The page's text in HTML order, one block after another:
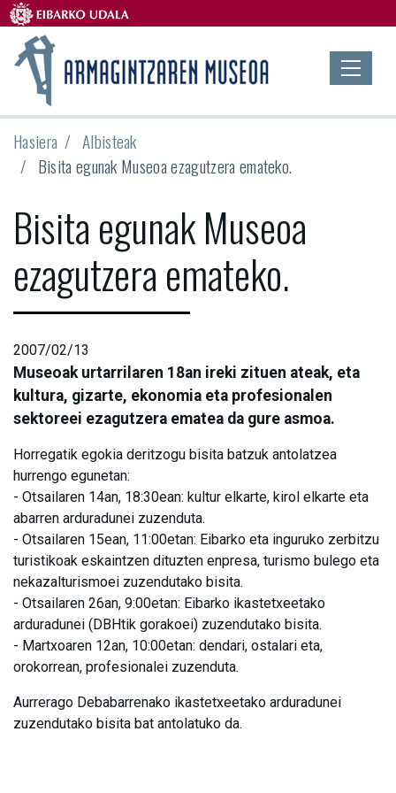
Hasiera
Albisteak
Bisita egunak Museoa ezagutzera emateko.
Bisita egunak Museoa
ezagutzera emateko.
2007/02/13
Museoak urtarrilaren 18an ireki zituen ateak, eta
kultura, gizarte, ekonomia eta profesionalen
sektoreei ezagutzera ematea da gure asmoa.
Horregatik egokia deritzogu bisita batzuk antolatzea
hurrengo egunetan:
- Otsailaren 14an, 18:30ean: kultur elkarte, kirol elkarte eta
abarren arduradunei zuzenduta.
- Otsailaren 15ean, 11:00etan: Eibarko eta inguruko zerbitzu
turistikoak eskaintzen dituzten enpresa, turismo bulego eta
nekazalturismoei zuzendutako bisita.
- Otsailaren 26an, 9:00etan: Eibarko ikastetxeetako
arduradunei (DBHtik gorakoei) zuzendutako bisita.
- Martxoaren 12an, 10:00etan: dendari, ostalari eta,
orokorrean, profesionalei zuzenduta.
Aurrerago Debabarrenako ikastetxeetako arduradunei
zuzendutako bisita bat antolatuko da.